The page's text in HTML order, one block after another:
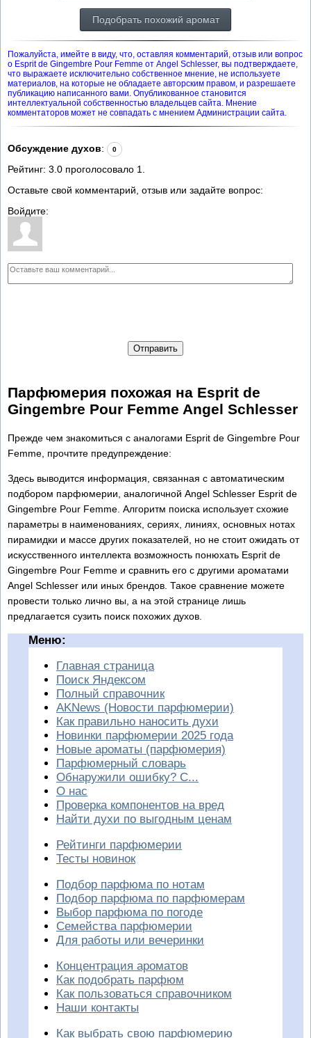
Подобрать похожий аромат
Пожалуйста, имейте в виду, что, оставляя комментарий, отзыв или вопрос
о Esprit de Gingembre Pour Femme от Angel Schlesser, вы подтверждаете,
что выражаете исключительно собственное мнение, не используете
материалов, на которые не обладаете авторским правом, и разрешаете
публикацию написанного вами. Опубликованное становится
интеллектуальной собственностью владельцев сайта. Мнение
комментаторов может не совпадать с мнением Администрации сайта.
Обсуждение духов: 0
Рейтинг: 3.0 проголосовало 1
Оставьте свой комментарий, отзыв или задайте вопрос:
Войдите:
Отправить
Парфюмерия похожая на Esprit de
Gingembre Pour Femme Angel Schlesser
Прежде чем знакомиться с аналогами Esprit de Gingembre Pour
Femme, прочтите предупреждение:
Здесь выводится информация, связанная с автоматическим
подбором парфюмерии, аналогичной Angel Schlesser Esprit de
Gingembre Pour Femme. Алгоритм поиска использует схожие
параметры в наименованиях, сериях, линиях, основных нотах
пирамидки и массе других показателей, но не стоит ожидать от
искусственного интеллекта возможность понюхать Esprit de
Gingembre Pour Femme и сравнить его с другими ароматами
Angel Schlesser или иных брендов. Такое сравнение можете
провести только лично вы, а на этой странице лишь
предлагается сузить поиск похожих духов.
Меню:
Главная страница
Поиск Яндексом
Полный справочник
AKNews (Новости парфюмерии)
Как правильно наносить духи
Новинки парфюмерии 2025 года
Новые ароматы (парфюмерия)
Парфюмерный словарь
Обнаружили ошибку? С...
О нас
Проверка компонентов на вред
Найти духи по выгодным ценам
Рейтинги парфюмерии
Тесты новинок
Подбор парфюма по нотам
Подбор парфюма по парфюмерам
Выбор парфюма по погоде
Семейства парфюмерии
Для работы или вечеринки
Концентрация ароматов
Как подобрать парфюм
Как пользоваться справочником
Наши контакты
Как выбрать свою парфюмерию